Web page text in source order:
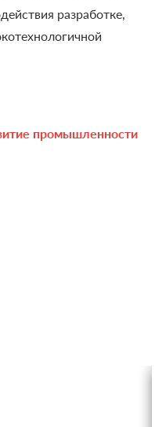
разработке,
промышленности